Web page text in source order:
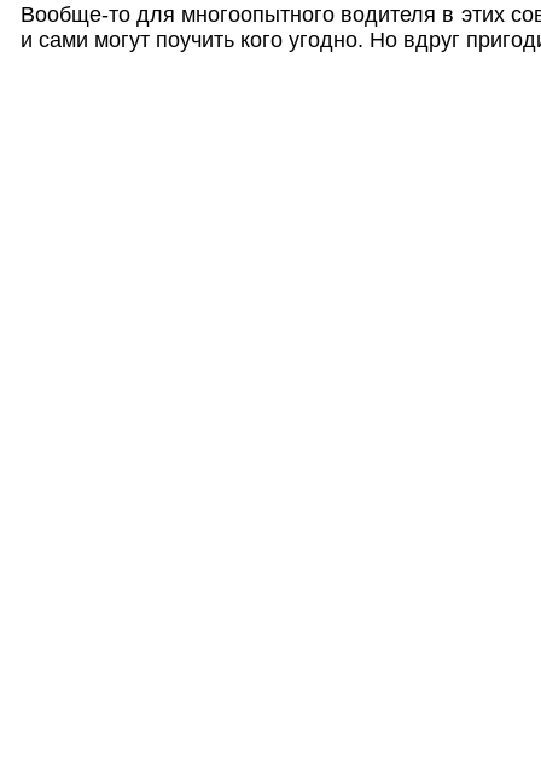
Вообще-то для многоопытного водителя в этих
и сами могут поучить кого угодно. Но вдруг